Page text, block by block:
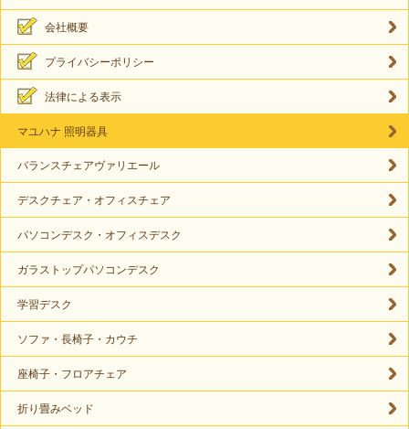
会社概要
プライバシーポリシー
法律による表示
マユハナ 照明器具
バランスチェアヴァリエール
デスクチェア・オフィスチェア
パソコンデスク・オフィスデスク
ガラストップパソコンデスク
学習デスク
ソファ・長椅子・カウチ
座椅子・フロアチェア
折り畳みベッド